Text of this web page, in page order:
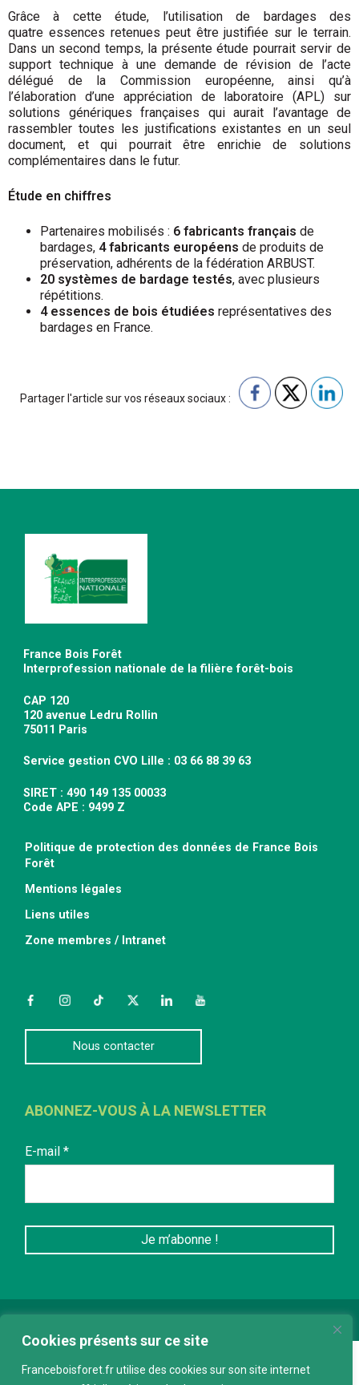
Cookies présents sur ce site
Franceboisforet.fr utilise des cookies sur son site internet
Grâce à cette étude, l’utilisation de bardages des
quatre essences retenues peut être justifiée sur le terrain.
Dans un second temps, la présente étude pourrait servir de
support technique à une demande de révision de l’acte
délégué de la Commission européenne, ainsi qu’à
l’élaboration d’une appréciation de laboratoire (APL) sur
solutions génériques françaises qui aurait l’avantage de
rassembler toutes les justifications existantes en un seul
document, et qui pourrait être enrichie de solutions
complémentaires dans le futur.
Étude en chiffres
Partenaires mobilisés : 6 fabricants français de
bardages, 4 fabricants européens de produits de
préservation, adhérents de la fédération ARBUST.
20 systèmes de bardage testés, avec plusieurs
répétitions.
4 essences de bois étudiées représentatives des
bardages en France.
Partager l'article sur vos réseaux sociaux :
France Bois Forêt
Interprofession nationale de la filière forêt-bois
CAP 120
120 avenue Ledru Rollin
75011 Paris
Service gestion CVO Lille : 03 66 88 39 63
SIRET : 490 149 135 00033
Code APE : 9499 Z
Politique de protection des données de France Bois
Forêt
Mentions légales
Liens utiles
Zone membres / Intranet
FacebookInstagramTikTokTwitterLinkedInYouTube
Nous contacter
ABONNEZ-VOUS À LA NEWSLETTER
E-mail *